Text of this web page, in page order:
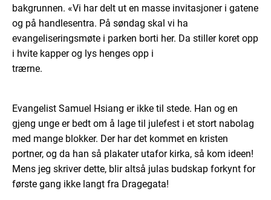
bakgrunnen. «Vi har delt ut en masse invitasjoner i gatene
og på handlesentra. På søndag skal vi ha
evangeliseringsmøte i parken borti her. Da stiller koret opp
i hvite kapper og lys henges opp i
trærne.
Evangelist Samuel Hsiang er ikke til stede. Han og en
gjeng unge er bedt om å lage til julefest i et stort nabolag
med mange blokker. Der har det kommet en kristen
portner, og da han så plakater utafor kirka, så kom ideen!
Mens jeg skriver dette, blir altså julas budskap forkynt for
første gang ikke langt fra Dragegata!